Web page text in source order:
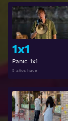
1x1
Panic 1x1
5 años hace